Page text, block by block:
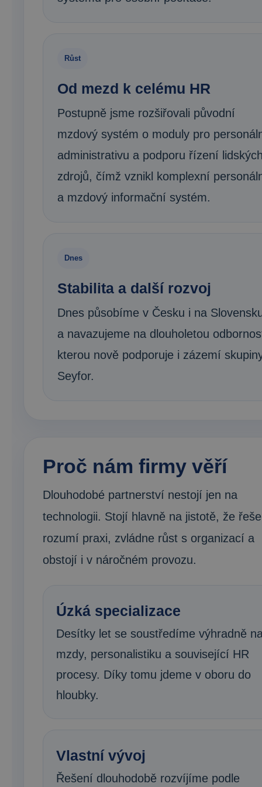
Růst
Od mezd k celému HR
Postupně jsme rozšiřovali původní
mzdový systém o moduly pro
administrativu a podporu řízení
zdrojů, čímž vznikl komplexní
a mzdový informační systém.
Dnes
Stabilita a další rozvoj
Dnes působíme v Česku i na
a navazujeme na dlouholetou
kterou nově podporuje i zázemí
Seyfor.
Proč nám firmy věří
Dlouhodobé partnerství nestojí jen na
technologii. Stojí hlavně na jistotě, že
rozumí praxi, zvládne růst s organizací a
obstojí i v náročném provozu.
Úzká specializace
Desítky let se soustředíme výhradně
mzdy, personalistiku a související HR
procesy. Díky tomu jdeme v oboru do
hloubky.
Vlastní vývoj
Řešení dlouhodobě rozvíjíme podle